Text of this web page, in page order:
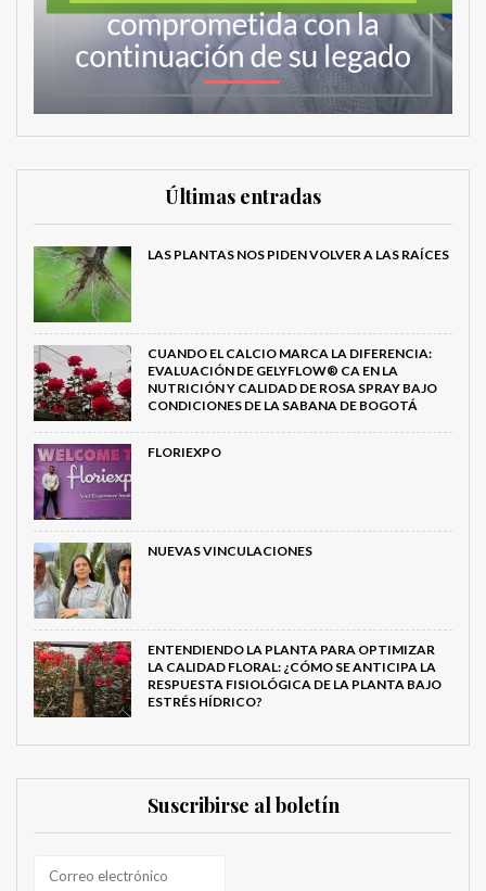
Últimas entradas
LAS PLANTAS NOS PIDEN VOLVER A LAS RAÍCES
CUANDO EL CALCIO MARCA LA DIFERENCIA:
EVALUACIÓN DE GELYFLOW® CA EN LA
NUTRICIÓN Y CALIDAD DE ROSA SPRAY BAJO
CONDICIONES DE LA SABANA DE BOGOTÁ
FLORIEXPO
NUEVAS VINCULACIONES
ENTENDIENDO LA PLANTA PARA OPTIMIZAR
LA CALIDAD FLORAL: ¿CÓMO SE ANTICIPA LA
RESPUESTA FISIOLÓGICA DE LA PLANTA BAJO
ESTRÉS HÍDRICO?
Suscribirse al boletín